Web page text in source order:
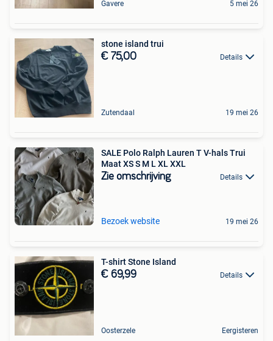
Gavere 5 mei 26
stone island trui
€ 75,00 Details
Zutendaal 19 mei 26
SALE Polo Ralph Lauren T V-hals Trui
Maat XS S M L XL XXL
Zie omschrijving Details
Bezoek website 19 mei 26
T-shirt Stone Island
€ 69,99 Details
Oosterzele Eergisteren